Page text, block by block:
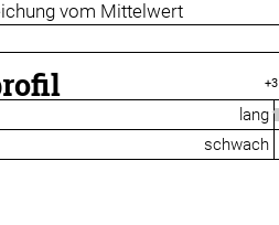
vom Mittelwert
+3
lang
schwach